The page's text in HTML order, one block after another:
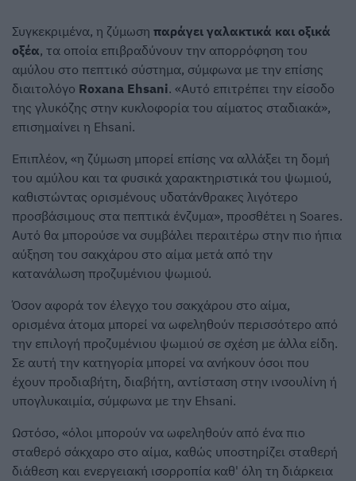
Συγκεκριμένα, η ζύμωση παράγει γαλακτικά και οξικά
οξέα, τα οποία επιβραδύνουν την απορρόφηση του
αμύλου στο πεπτικό σύστημα, σύμφωνα με την επίσης
διαιτολόγο Roxana Ehsani. «Αυτό επιτρέπει την είσοδο
της γλυκόζης στην κυκλοφορία του αίματος σταδιακά»,
επισημαίνει η Ehsani.
Επιπλέον, «η ζύμωση μπορεί επίσης να αλλάξει τη δομή
του αμύλου και τα φυσικά χαρακτηριστικά του ψωμιού,
καθιστώντας ορισμένους υδατάνθρακες λιγότερο
προσβάσιμους στα πεπτικά ένζυμα», προσθέτει η Soares.
Αυτό θα μπορούσε να συμβάλει περαιτέρω στην πιο ήπια
αύξηση του σακχάρου στο αίμα μετά από την
κατανάλωση προζυμένιου ψωμιού.
Όσον αφορά τον έλεγχο του σακχάρου στο αίμα,
ορισμένα άτομα μπορεί να ωφεληθούν περισσότερο από
την επιλογή προζυμένιου ψωμιού σε σχέση με άλλα είδη.
Σε αυτή την κατηγορία μπορεί να ανήκουν όσοι που
έχουν προδιαβήτη, διαβήτη, αντίσταση στην ινσουλίνη ή
υπογλυκαιμία, σύμφωνα με την Ehsani.
Ωστόσο, «όλοι μπορούν να ωφεληθούν από ένα πιο
σταθερό σάκχαρο στο αίμα, καθώς υποστηρίζει σταθερή
διάθεση και ενεργειακή ισορροπία καθ' όλη τη διάρκεια